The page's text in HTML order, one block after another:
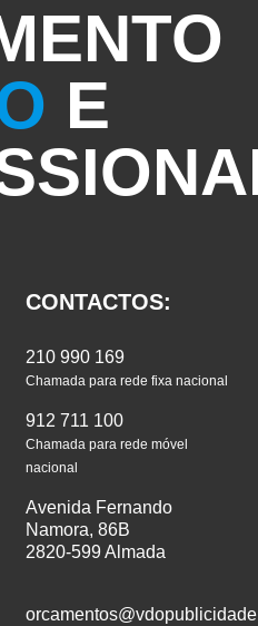
E
CONTACTOS:
210 990 169
Chamada para rede fixa nacional
912 711 100
Chamada para rede móvel
nacional
Avenida Fernando
Namora, 86B
2820-599 Almada